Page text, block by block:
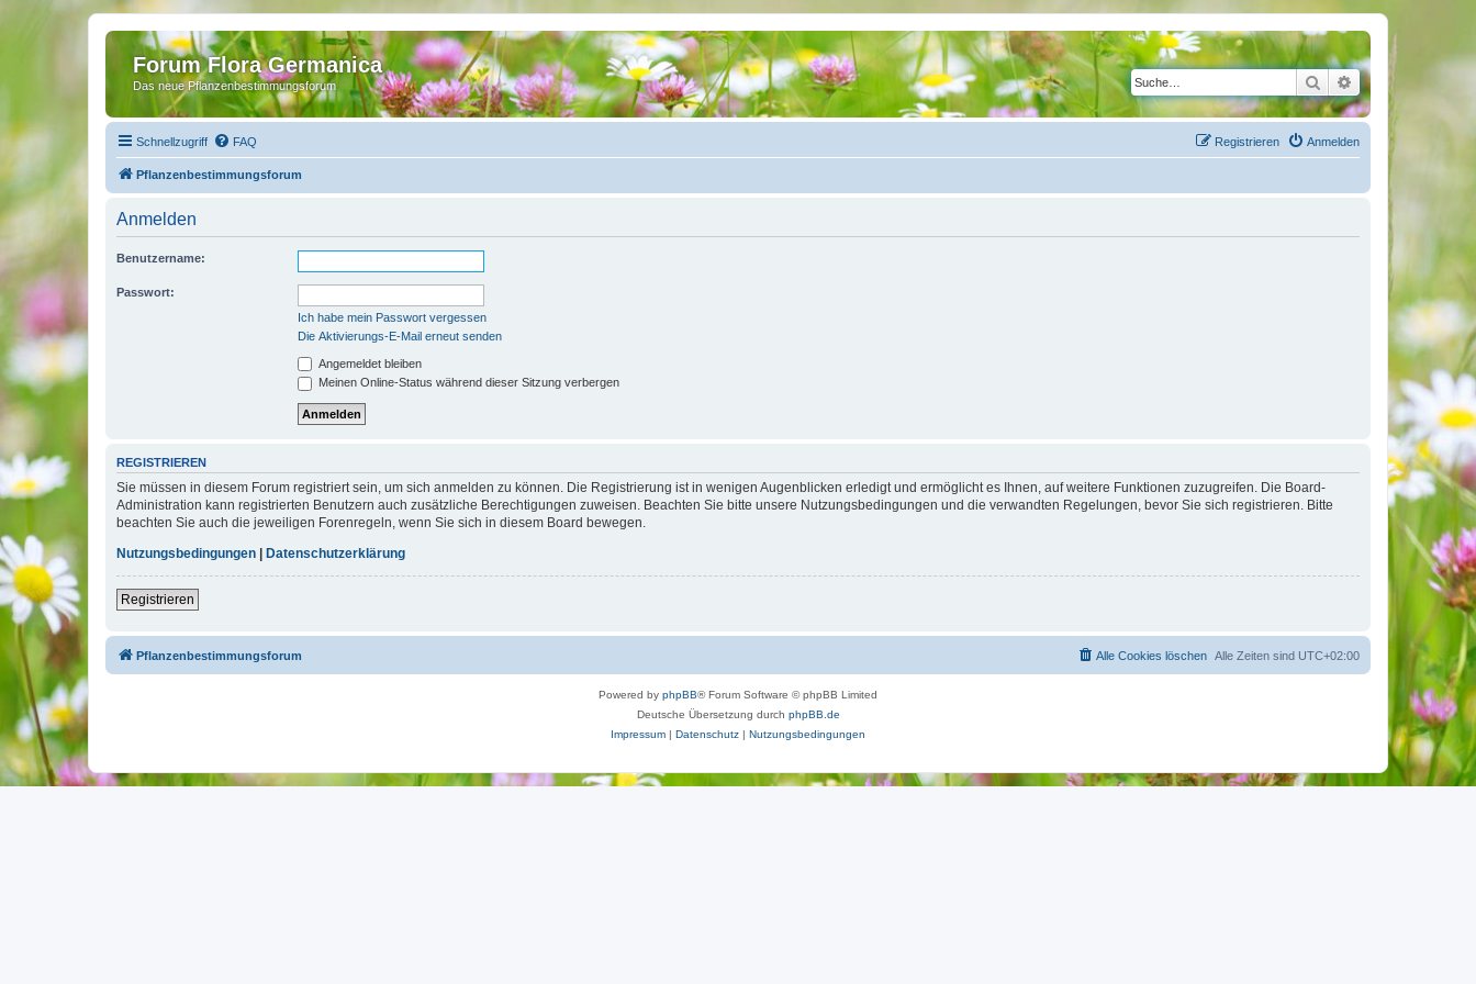
Forum Flora Germanica
Das neue Pflanzenbestimmungsforum SucheErweiterte Suche
Schnellzugriff FAQ Anmelden
Registrieren
Pflanzenbestimmungsforum
Anmelden
Benutzername:
Passwort:
Ich habe mein Passwort vergessen
Die Aktivierungs-E-Mail erneut senden
Angemeldet bleiben
Meinen Online-Status während dieser Sitzung verbergen
REGISTRIEREN
Sie müssen in diesem Forum registriert sein, um sich anmelden zu können. Die Registrierung ist in wenigen Augenblicken erledigt und ermöglicht es Ihnen, auf weitere Funktionen zuzugreifen. Die Board-
Administration kann registrierten Benutzern auch zusätzliche Berechtigungen zuweisen. Beachten Sie bitte unsere Nutzungsbedingungen und die verwandten Regelungen, bevor Sie sich registrieren. Bitte
beachten Sie auch die jeweiligen Forenregeln, wenn Sie sich in diesem Board bewegen.
Nutzungsbedingungen
Datenschutzerklärung
Registrieren
Pflanzenbestimmungsforum Alle Zeiten sind UTC+02:00
Alle Cookies löschen
Powered by phpBB® Forum Software © phpBB Limited
Deutsche Übersetzung durch phpBB.de
Impressum | Datenschutz | Nutzungsbedingungen